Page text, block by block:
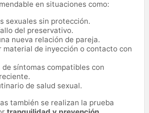
en situaciones como:
sexuales sin protección.
del preservativo.
nueva relación de pareja.
material de inyección o contacto con
de síntomas compatibles con
de salud sexual.
también se realizan la prueba